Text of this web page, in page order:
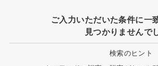
ご入力いただいた条件に一
見つかりませんで
検索のヒント